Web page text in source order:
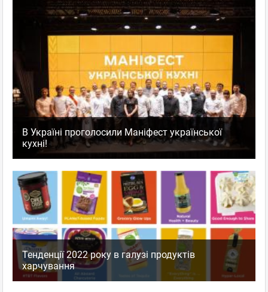
В Україні проголосили Маніфест української
кухні!
Тенденції 2022 року в галузі продуктів
харчування